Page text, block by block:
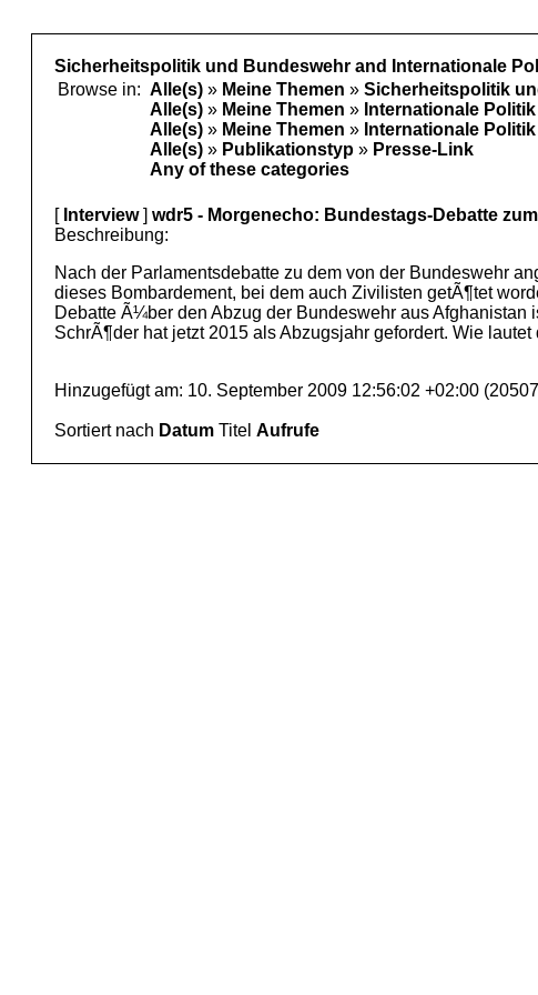
Sicherheitspolitik und Bundeswehr and Internationale
Browse in: Alle(s) » Meine Themen » Sicherheitspolitik
Alle(s) » Meine Themen » Internationale
Alle(s) » Meine Themen » Internationale
Alle(s) » Publikationstyp » Presse-Link
Any of these categories
[ Interview] wdr5 - Morgenecho: Bundestags-Debatte
Beschreibung:
Nach der Parlamentsdebatte zu dem von der Bundeswehr
dieses Bombardement, bei dem auch Zivilisten getÃ¶tet
Debatte Ã¼ber den Abzug der Bundeswehr aus
SchrÃ¶der hat jetzt 2015 als Abzugsjahr gefordert. Wie
Hinzugefügt am: 10. September 2009 12:56:02 +02:00
Sortiert nach Datum Titel Aufrufe